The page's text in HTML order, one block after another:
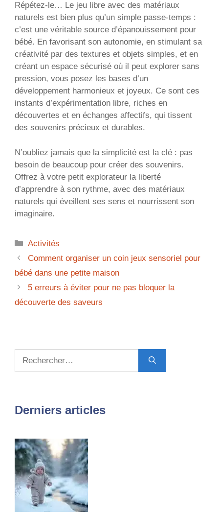
Répétez-le… Le jeu libre avec des matériaux
naturels est bien plus qu’un simple passe-temps :
c’est une véritable source d’épanouissement pour
bébé. En favorisant son autonomie, en stimulant sa
créativité par des textures et objets simples, et en
créant un espace sécurisé où il peut explorer sans
pression, vous posez les bases d’un
développement harmonieux et joyeux. Ce sont ces
instants d’expérimentation libre, riches en
découvertes et en échanges affectifs, qui tissent
des souvenirs précieux et durables.
N’oubliez jamais que la simplicité est la clé : pas
besoin de beaucoup pour créer des souvenirs.
Offrez à votre petit explorateur la liberté
d’apprendre à son rythme, avec des matériaux
naturels qui éveillent ses sens et nourrissent son
imaginaire.
Catégories
Activités
Comment organiser un coin jeux sensoriel pour
bébé dans une petite maison
5 erreurs à éviter pour ne pas bloquer la
découverte des saveurs
Derniers articles